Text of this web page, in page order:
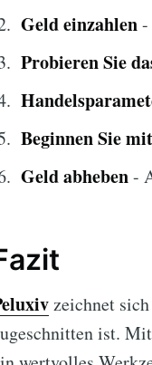
Geld einzahlen-
Probieren Sie
Beginnen Sie
Geld abheben-
zeichnet
ist.